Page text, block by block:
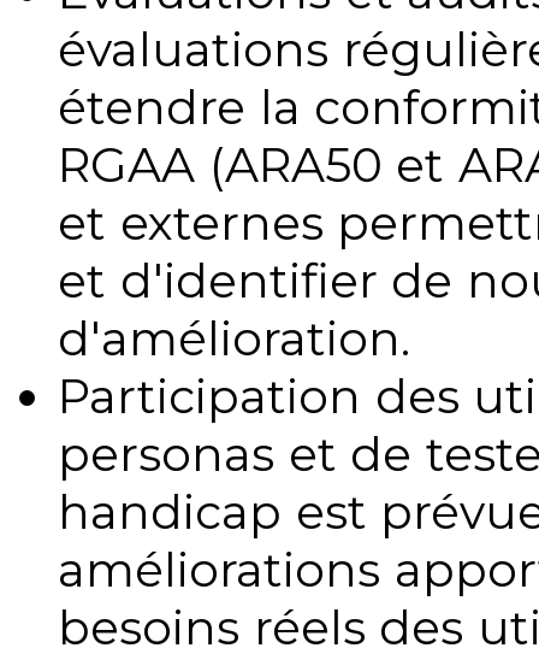
évaluations
étendre la
RGAA (ARA50 et
et externes
et d'identifier de
d'amélioration.
Participation des
personas et de
handicap est
améliorations
besoins réels des